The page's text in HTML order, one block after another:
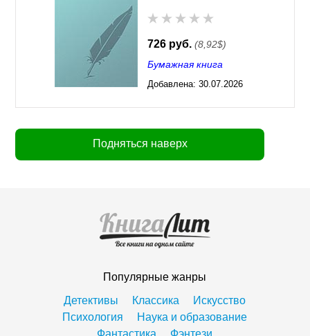
726 руб. (8,92$)
Бумажная книга
Добавлена: 30.07.2026
Подняться наверх
Популярные жанры
Детективы
Классика
Искусство
Психология
Наука и образование